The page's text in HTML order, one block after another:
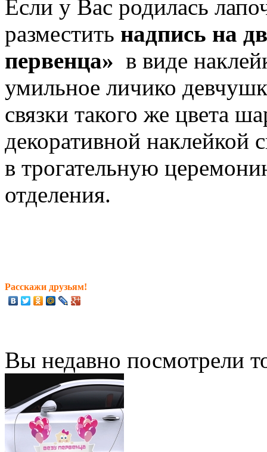
Если у Вас родилась
разместить надпись на
первенца» в виде
умильное личико
связки такого же цвета
декоративной наклейкой
в трогательную
отделения.
Расскажи друзьям!
Вы недавно посмотрели